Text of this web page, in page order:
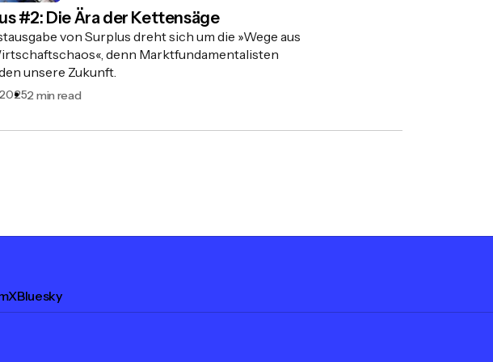
#2: Die Ära der Kettensäge
von Surplus dreht sich um die »Wege aus
denn Marktfundamentalisten
unsere Zukunft.
2 min read
XBluesky